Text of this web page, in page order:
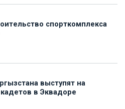
спорткомплекса
выступят на
в Эквадоре